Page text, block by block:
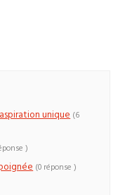
unique (6
)
(0 réponse )